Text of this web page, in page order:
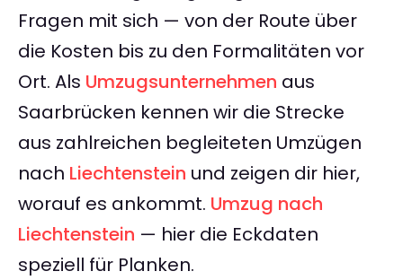
Fragen mit sich — von der Route über
die Kosten bis zu den Formalitäten vor
Ort. Als Umzugsunternehmen aus
Saarbrücken kennen wir die Strecke
aus zahlreichen begleiteten Umzügen
nach Liechtenstein und zeigen dir hier,
worauf es ankommt. Umzug nach
Liechtenstein — hier die Eckdaten
speziell für Planken.